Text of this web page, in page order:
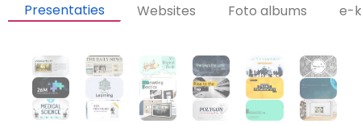
Presentaties Websites Foto albums e-